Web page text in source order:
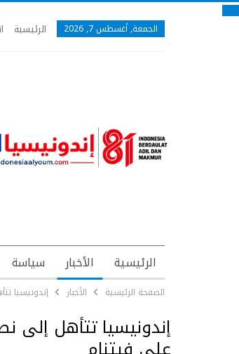
الجمعة, أغسطس 7, 2026 الرئيسية
الرئيسية الأخبار سياسة
الصفحة الرئيسية الأخبار إندونيسيا تتأهل